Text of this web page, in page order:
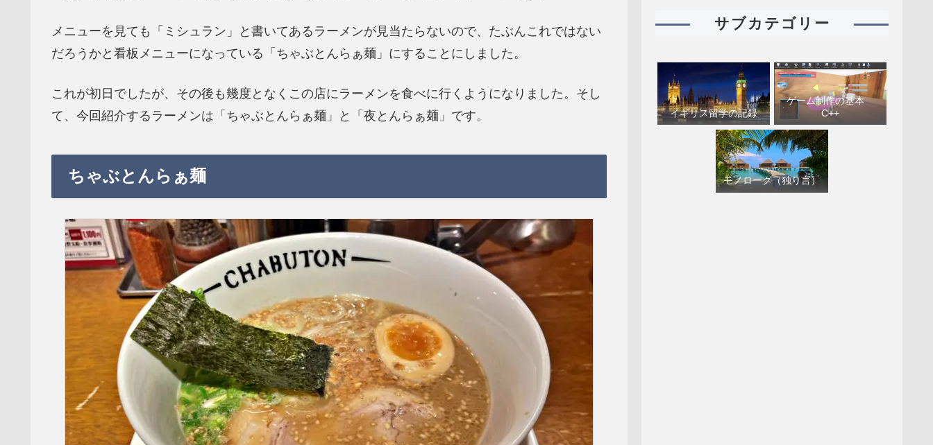
メニューを見ても「ミシュラン」と書いてあるラーメンが見当たらないので、たぶんこれではない
だろうかと看板メニューになっている「ちゃぶとんらぁ麺」にすることにしました。
これが初日でしたが、その後も幾度となくこの店にラーメンを食べに行くようになりました。そし
て、今回紹介するラーメンは「ちゃぶとんらぁ麺」と「夜とんらぁ麺」です。
ちゃぶとんらぁ麺
サブカテゴリー
イギリス留学の記録
ゲーム制作の基本
C++
モノローグ（独り言）